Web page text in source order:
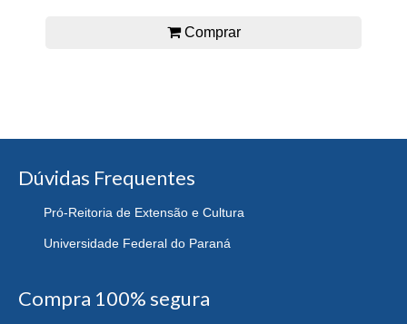
Comprar
Dúvidas Frequentes
Pró-Reitoria de Extensão e Cultura
Universidade Federal do Paraná
Compra 100% segura